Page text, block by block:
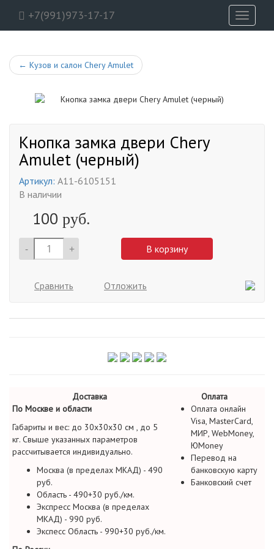
+7(991)973-17-17
Toggle
← Кузов и салон Chery Amulet
Кнопка замка двери Chery
Amulet (черный)
Артикул: A11-6105151
В наличии
100 руб.
- + В корзину
Сравнить Отложить
Доставка
Оплата
По Москве и области
Габариты и вес: до 30х30х30 см , до 5
кг. Свыше указанных параметров
рассчитывается индивидуально.
Москва (в пределах МКАД) - 490
руб.
Область - 490+30 руб./км.
Экспресс Москва (в пределах
МКАД) - 990 руб.
Экспесс Область - 990+30 руб./км.
Оплата онлайн
Visa, MasterCard,
МИР, WebMoney,
ЮMoney
Перевод на
банковскую карту
Банковский счет